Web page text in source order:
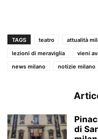
TAGS teatro attualità
lezioni di meraviglia
vieni
news milano
notizie milano
di